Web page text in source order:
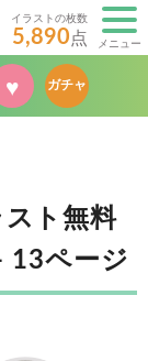
イラストの枚数
5,890点 メニュー
♥ ガチャ
ト無料
13ページ